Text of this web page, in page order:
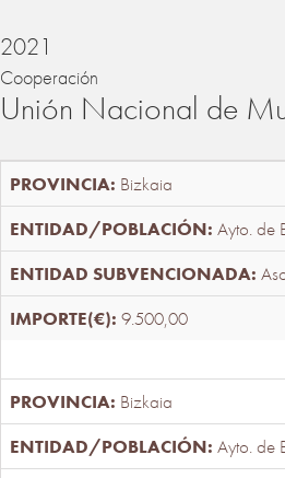
2021
Cooperación
Unión Nacional de
Bizkaia
Ayto. de
9.500,00
Bizkaia
Ayto. de